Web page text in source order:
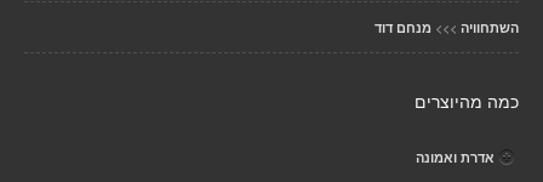
השתחוויה >>> מנחם דוד
כמה מהיוצרים
אדרת ואמונה